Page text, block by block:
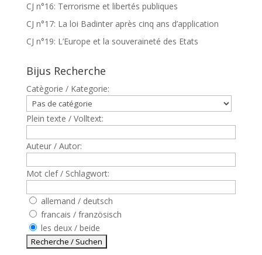
CJ n°16: Terrorisme et libertés publiques
CJ n°17: La loi Badinter après cinq ans d’application
CJ n°19: L’Europe et la souveraineté des Etats
Bijus Recherche
Catègorie / Kategorie:
Plein texte / Volltext:
Auteur / Autor:
Mot clef / Schlagwort:
allemand / deutsch
francais / französisch
les deux / beide